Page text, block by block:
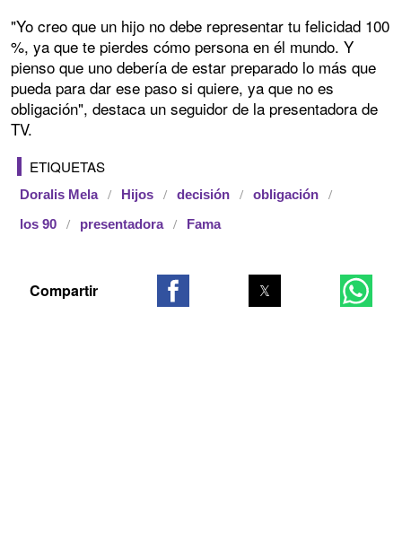
"Yo creo que un hijo no debe representar tu felicidad 100
%, ya que te pierdes cómo persona en él mundo. Y
pienso que uno debería de estar preparado lo más que
pueda para dar ese paso si quiere, ya que no es
obligación", destaca un seguidor de la presentadora de
TV.
ETIQUETAS
Doralis Mela Hijos decisión obligación
los 90 presentadora Fama